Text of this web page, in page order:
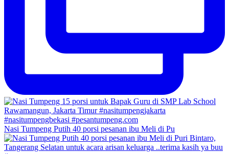
Nasi Tumpeng Putih 40 porsi pesanan ibu Meli di Pu